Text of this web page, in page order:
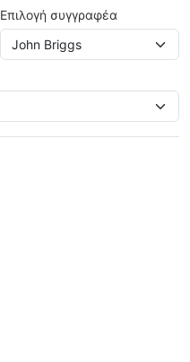
Επιλογή συγγραφέα